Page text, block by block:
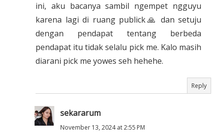
ini, aku bacanya sambil ngempet ngguyu
karena lagi di ruang publick🙏 dan setuju
dengan pendapat tentang berbeda
pendapat itu tidak selalu pick me. Kalo masih
diarani pick me yowes seh hehehe.
Reply
sekararum
November 13, 2024 at 2:55 PM